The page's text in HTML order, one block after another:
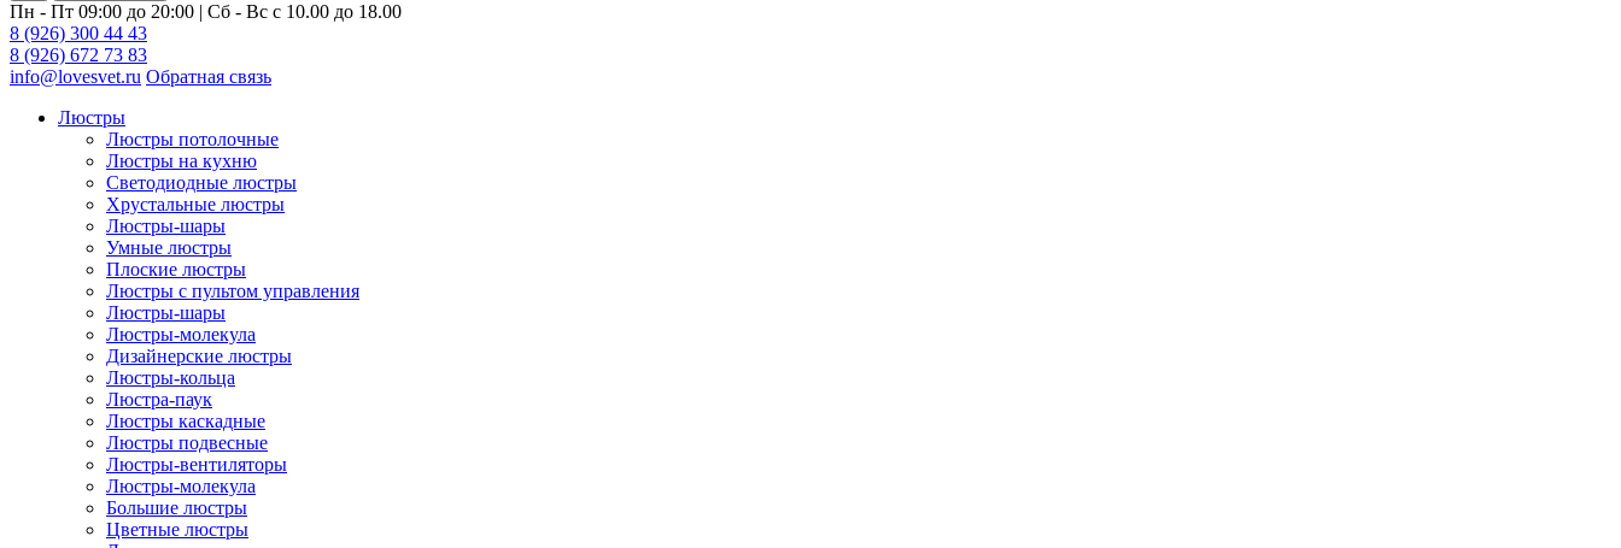
Пн - Пт 09:00 до 20:00 | Сб - Вс с 10.00 до 18.00
8 (926) 300 44 43
8 (926) 672 73 83
info@lovesvet.ru Обратная связь
Люстры
Люстры потолочные
Люстры на кухню
Светодиодные люстры
Хрустальные люстры
Люстры-шары
Умные люстры
Плоские люстры
Люстры с пультом управления
Люстры-шары
Люстры-молекула
Дизайнерские люстры
Люстры-кольца
Люстра-паук
Люстры каскадные
Люстры подвесные
Люстры-вентиляторы
Люстры-молекула
Большие люстры
Цветные люстры